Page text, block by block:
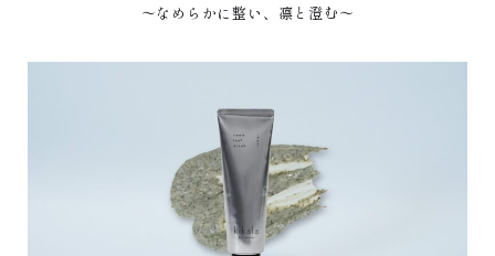
〜なめらかに整い、凛と澄む〜